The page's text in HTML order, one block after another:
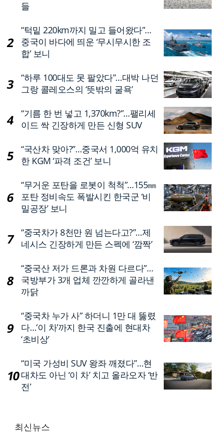
들
“턱밑 220km까지 밀고 들어왔다”…
중국이 바다에 띄운 ‘무시무시한 조
합’ 보니
“하루 100대도 못 팔았다”…대박 나던
그랑 콜레오스의 ‘뜻밖의 굴욕’
“기름 한 번 넣고 1,370km?”…팰리세
이드 싹 긴장하게 만든 신형 SUV
“국산차 맞아?”…중국서 1,000억 유치
한 KGM ‘파격 조건’ 보니
“무거운 포탄을 로봇이 척척”…155㎜
포탄 정비속도 폭발시킨 한국군 ‘비
밀공장’ 보니
“중국차가 8천만 원 넘는다고?”…제
네시스 긴장하게 만든 스펙에 ‘깜짝’
“중국산 저가 드론과 차원 다르다”…
국방부가 3개 업체 깐깐하게 골라낸
까닭
“중국차 누가 사” 하더니 1만 대 뚫렸
다…’이 차’까지 한국 진출에 현대차
‘초비상’
“미국 가성비 SUV 왕좌 깨졌다”…현
대차도 아닌 ‘이 차’ 치고 올라오자 ‘반
전’
최신뉴스